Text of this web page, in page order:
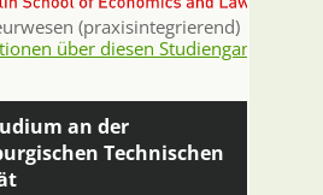
(praxisintegrierend)
über diesen Studiengang
an der
Technischen